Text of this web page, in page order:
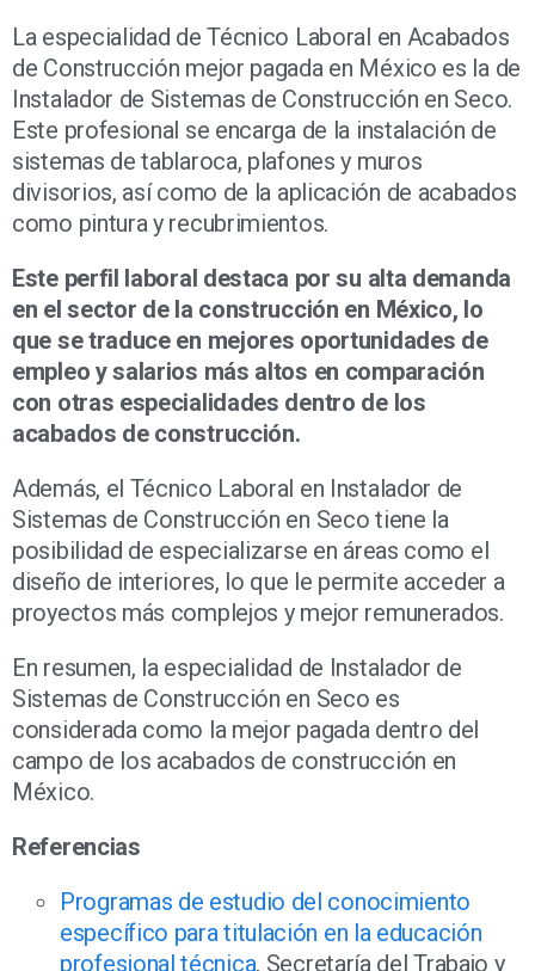
La especialidad de Técnico Laboral en Acabados
de Construcción mejor pagada en México es la de
Instalador de Sistemas de Construcción en Seco.
Este profesional se encarga de la instalación de
sistemas de tablaroca, plafones y muros
divisorios, así como de la aplicación de acabados
como pintura y recubrimientos.
Este perfil laboral destaca por su alta demanda
en el sector de la construcción en México, lo
que se traduce en mejores oportunidades de
empleo y salarios más altos en comparación
con otras especialidades dentro de los
acabados de construcción.
Además, el Técnico Laboral en Instalador de
Sistemas de Construcción en Seco tiene la
posibilidad de especializarse en áreas como el
diseño de interiores, lo que le permite acceder a
proyectos más complejos y mejor remunerados.
En resumen, la especialidad de Instalador de
Sistemas de Construcción en Seco es
considerada como la mejor pagada dentro del
campo de los acabados de construcción en
México.
Referencias
Programas de estudio del conocimiento
específico para titulación en la educación
profesional técnica, Secretaría del Trabajo y